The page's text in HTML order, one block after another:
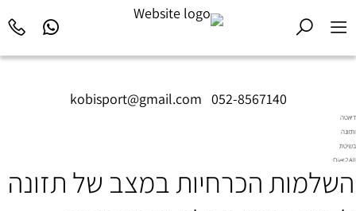
kobisport@gmail.com 052-8567140
דיאטה
ותזונה
בשיטת
Diet2All:
שמאחורי
השלמות הכרחיות במצב של תזונה